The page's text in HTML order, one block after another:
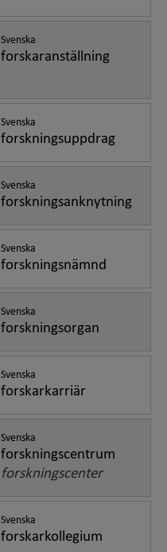
Svenska
forskaranställning
Svenska
forskningsuppdrag
Svenska
forskningsanknytning
Svenska
forskningsnämnd
Svenska
forskningsorgan
Svenska
forskarkarriär
Svenska
forskningscentrum
forskningscenter
Svenska
forskarkollegium